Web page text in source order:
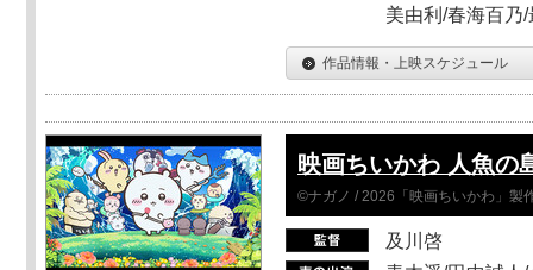
美由利/春海百乃
作品情報・上映スケジュール
映画ちいかわ 人魚の
©ナガノ / 2026「映画ちいかわ」製
及川啓